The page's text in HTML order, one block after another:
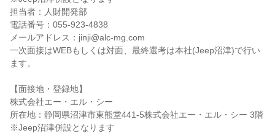
担当者：人財開発部
電話番号：055-923-4838
メールアドレス：jinji@alc-mg.com
一次面接はWEBもしくは対面、最終選考は本社(Jeep沼津)で行い
ます。
【面接地・登録地】
株式会社エー・エル・シー
所在地：静岡県沼津市東熊堂441-5株式会社エー・エル・シー 3階
※Jeep沼津併設となります